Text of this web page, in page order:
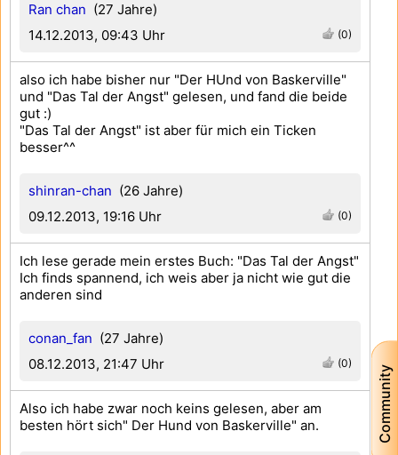
Community
Ran chan (27 Jahre)
14.12.2013, 09:43 Uhr
(0)
shinran-chan (26 Jahre)
09.12.2013, 19:16 Uhr
(0)
also ich habe bisher nur "Der HUnd von Baskerville"
und "Das Tal der Angst" gelesen, und fand die beide
gut :)
"Das Tal der Angst" ist aber für mich ein Ticken
besser^^
conan_fan (27 Jahre)
08.12.2013, 21:47 Uhr
(0)
Ich lese gerade mein erstes Buch: "Das Tal der Angst"
Ich finds spannend, ich weis aber ja nicht wie gut die
anderen sind
Also ich habe zwar noch keins gelesen, aber am
besten hört sich" Der Hund von Baskerville" an.